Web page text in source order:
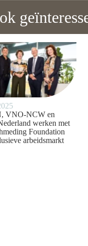
VNO-NCW en
werken met
Foundation
arbeidsmarkt